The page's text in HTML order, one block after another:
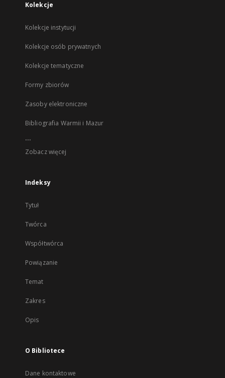
Kolekcje
Kolekcje instytucji
Kolekcje osób prywatnych
Kolekcje tematyczne
Formy zbiorów
Zasoby elektroniczne
Bibliografia Warmii i Mazur
...
Zobacz więcej
Indeksy
Tytuł
Twórca
Współtwórca
Powiązanie
Temat
Zakres
Opis
O Bibliotece
Dane kontaktowe